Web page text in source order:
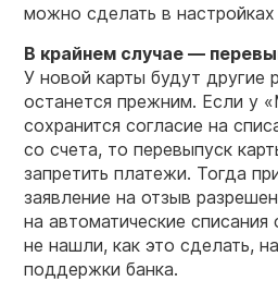
можно сделать в настройках
В крайнем случае —
У новой карты будут другие
останется прежним. Если у
сохранится согласие на
со счета, то перевыпуск
запретить платежи. Тогда
заявление на отзыв
на автоматические
не нашли, как это сделать,
поддержки банка.